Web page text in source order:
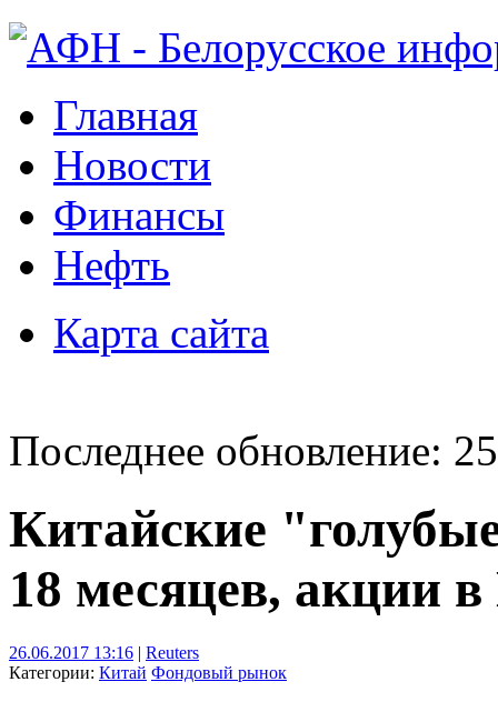
Главная
Новости
Финансы
Нефть
Карта сайта
Последнее обновление:
Китайские
18 месяцев, акции
26.06.2017 13:16 | Reuters
Категории: Китай Фондовый рынок